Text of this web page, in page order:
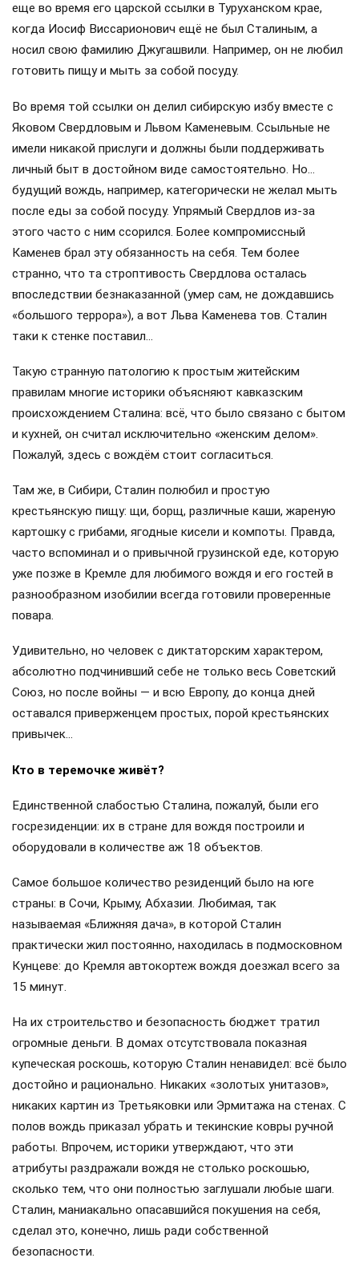
еще во время его царской ссылки в Туруханском крае,
когда Иосиф Виссарионович ещё не был Сталиным, а
носил свою фамилию Джугашвили. Например, он не любил
готовить пищу и мыть за собой посуду.
Во время той ссылки он делил сибирскую избу вместе с
Яковом Свердловым и Львом Каменевым. Ссыльные не
имели никакой прислуги и должны были поддерживать
личный быт в достойном виде самостоятельно. Но…
будущий вождь, например, категорически не желал мыть
после еды за собой посуду. Упрямый Свердлов из-за
этого часто с ним ссорился. Более компромиссный
Каменев брал эту обязанность на себя. Тем более
странно, что та строптивость Свердлова осталась
впоследствии безнаказанной (умер сам, не дождавшись
«большого террора»), а вот Льва Каменева тов. Сталин
таки к стенке поставил…
Такую странную патологию к простым житейским
правилам многие историки объясняют кавказским
происхождением Сталина: всё, что было связано с бытом
и кухней, он считал исключительно «женским делом».
Пожалуй, здесь с вождём стоит согласиться.
Там же, в Сибири, Сталин полюбил и простую
крестьянскую пищу: щи, борщ, различные каши, жареную
картошку с грибами, ягодные кисели и компоты. Правда,
часто вспоминал и о привычной грузинской еде, которую
уже позже в Кремле для любимого вождя и его гостей в
разнообразном изобилии всегда готовили проверенные
повара.
Удивительно, но человек с диктаторским характером,
абсолютно подчинивший себе не только весь Советский
Союз, но после войны — и всю Европу, до конца дней
оставался приверженцем простых, порой крестьянских
привычек…
Кто в теремочке живёт?
Единственной слабостью Сталина, пожалуй, были его
госрезиденции: их в стране для вождя построили и
оборудовали в количестве аж 18 объектов.
Самое большое количество резиденций было на юге
страны: в Сочи, Крыму, Абхазии. Любимая, так
называемая «Ближняя дача», в которой Сталин
практически жил постоянно, находилась в подмосковном
Кунцеве: до Кремля автокортеж вождя доезжал всего за
15 минут.
На их строительство и безопасность бюджет тратил
огромные деньги. В домах отсутствовала показная
купеческая роскошь, которую Сталин ненавидел: всё было
достойно и рационально. Никаких «золотых унитазов»,
никаких картин из Третьяковки или Эрмитажа на стенах. С
полов вождь приказал убрать и текинские ковры ручной
работы. Впрочем, историки утверждают, что эти
атрибуты раздражали вождя не столько роскошью,
сколько тем, что они полностью заглушали любые шаги.
Сталин, маниакально опасавшийся покушения на себя,
сделал это, конечно, лишь ради собственной
безопасности.